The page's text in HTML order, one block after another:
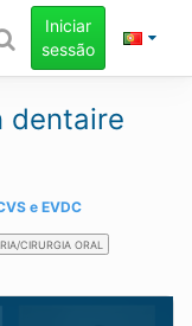
Iniciar
sessão
dentaire
e EVDC
CIRURGIA ORAL